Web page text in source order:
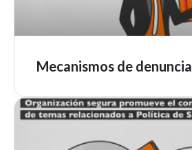
Mecanismos de denuncia